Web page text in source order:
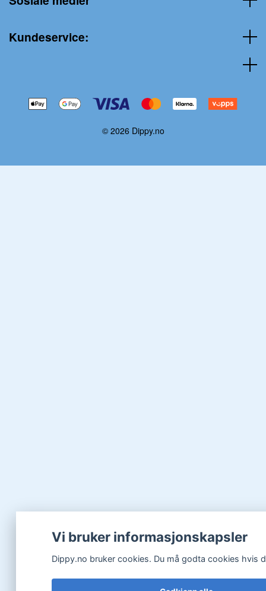
Kundeservice:
© 2026 Dippy.no
Vi bruker informasjonskapsler
Dippy.no bruker cookies. Du må godta cookies hvis